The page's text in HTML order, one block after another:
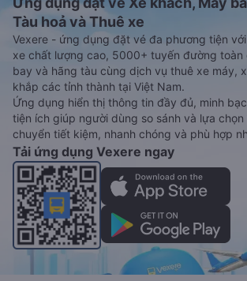
Tàu hoả và Thuê xe
Vexere - ứng dụng đặt vé đa phương tiện
xe chất lượng cao, 5000+ tuyến đường toàn
bay và hãng tàu cùng dịch vụ thuê xe máy,
khắp các tỉnh thành tại Việt Nam.
Ứng dụng hiển thị thông tin đầy đủ, minh
tiện ích giúp người dùng so sánh và lựa
chuyển tiết kiệm, nhanh chóng và phù hợp
Tải ứng dụng Vexere ngay